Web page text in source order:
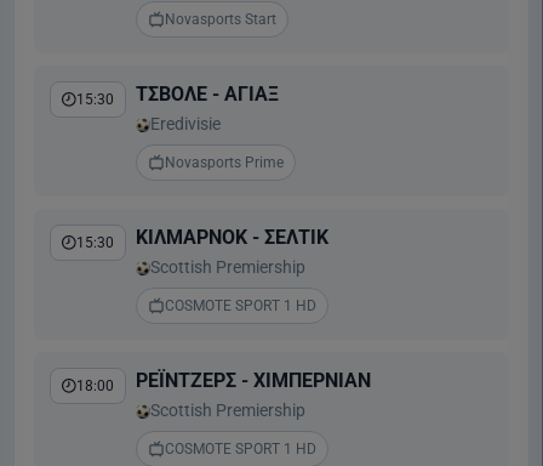
Novasports Start
15:30 ΤΣΒΟΛΕ - ΑΓΙΑΞ
Eredivisie
Novasports Prime
15:30 ΚΙΛΜΑΡΝΟΚ - ΣΕΛΤΙΚ
Scottish Premiership
COSMOTE SPORT 1 HD
18:00 ΡΕΪΝΤΖΕΡΣ - ΧΙΜΠΕΡΝΙΑΝ
Scottish Premiership
COSMOTE SPORT 1 HD